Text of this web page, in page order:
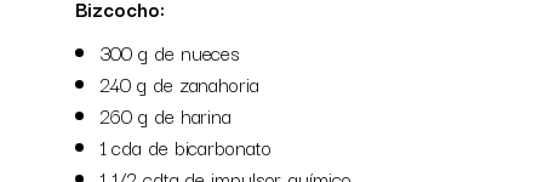
Bizcocho:
300 g de nueces
240 g de zanahoria
260 g de harina
1 cda de bicarbonato